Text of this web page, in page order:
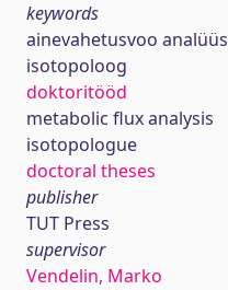
keywords
ainevahetusvoo analüüs
isotopoloog
doktoritööd
metabolic flux analysis
isotopologue
doctoral theses
publisher
TUT Press
supervisor
Vendelin, Marko